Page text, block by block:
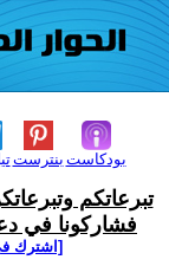
بنترست بودكاست
تبرعاتكم
فشاركونا في
[اشترك